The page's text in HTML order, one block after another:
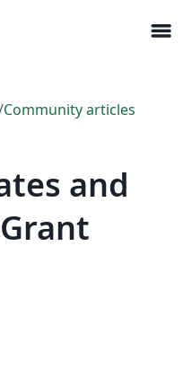
menu
Community articles
and